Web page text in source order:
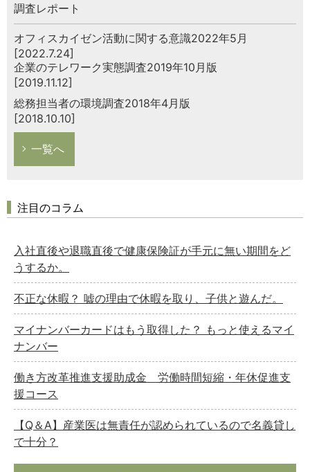
調査レポート
オフィスカイゼン活動に関する意識2022年5月
[2022.7.24]
企業のテレワーク実態調査2019年10月版
[2019.11.12]
総務担当者の環境調査2018年4月版
[2018.10.10]
一覧へ
注目のコラム
入社直後や退職直後で健康保険証が手元に無い期間をど
うするか。
不正な休暇？ 嘘の理由で休暇を取り、子供と遊んだ。
マイナンバーカードはもう取得した？ もっと使えるマイ
ナンバー
働き方改革推進支援助成金 労働時間短縮・年休促進支
援コース
【Q＆A】産業医は無責任が認められているので名義貸し
で十分？